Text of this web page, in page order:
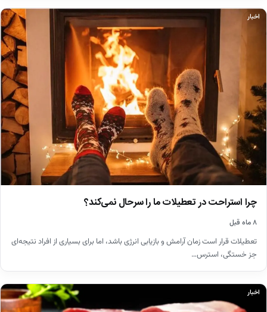
اخبار
چرا استراحت در تعطیلات ما را سرحال نمی‌کند؟
۸ ماه قبل
تعطیلات قرار است زمان آرامش و بازیابی انرژی باشد، اما برای بسیاری از افراد نتیجه‌ای
جز خستگی، استرس…
اخبار